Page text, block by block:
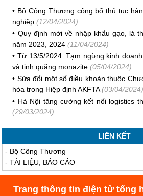
• Bộ Công Thương công bố thủ tục
nghiệp (12/04/2024)
• Quy định mới về nhập khẩu gạo, lá
năm 2023, 2024(11/04/2024)
•Từ 13/5/2024: Tạm ngừng kinh
và tinh quặng monazite (05/04/2024)
• Sửa đổi một số điều khoản thuộc
hóa trong Hiệp định AKFTA (03/04/2024)
• Hà Nội tăng cường kết nối logistics
(29/03/2024)
LIÊN KẾT
- Bộ Công Thương
-TÀI LIỆU, BÁO CÁO
Trang thông tin điện tử tổng